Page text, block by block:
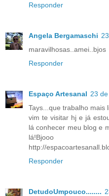
Responder
Angela Bergamaschi
maravilhosas..amei..bjos
Responder
Espaço Artesanal 23
Tays...que trabalho mais
vim te visitar hj e já
lá conhecer meu blog e
lá!Bjooo
http://
Responder
DetudoUmpouco........